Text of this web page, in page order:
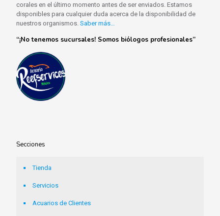
corales en el último momento antes de ser enviados. Estamos
disponibles para cualquier duda acerca de la disponibilidad de
nuestros organismos. Saber más…
“¡No tenemos sucursales! Somos biólogos profesionales”
Secciones
Tienda
Servicios
Acuarios de Clientes